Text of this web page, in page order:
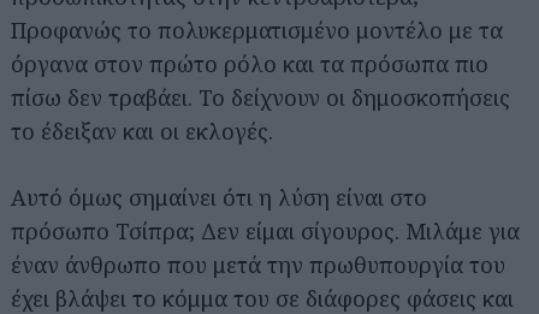
Προφανώς το πολυκερματισμένο μοντέλο με τα
όργανα στον πρώτο ρόλο και τα πρόσωπα πιο
πίσω δεν τραβάει. Το δείχνουν οι δημοσκοπήσεις
το έδειξαν και οι εκλογές.
Αυτό όμως σημαίνει ότι η λύση είναι στο
πρόσωπο Τσίπρα; Δεν είμαι σίγουρος. Μιλάμε για
έναν άνθρωπο που μετά την πρωθυπουργία του
έχει βλάψει το κόμμα του σε διάφορες φάσεις και